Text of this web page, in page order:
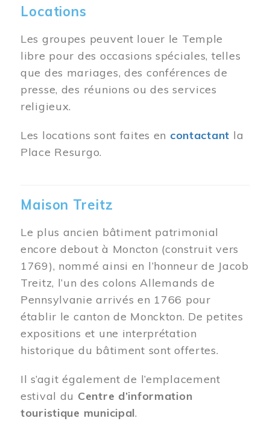
Locations
Les groupes peuvent louer le Temple
libre pour des occasions spéciales, telles
que des mariages, des conférences de
presse, des réunions ou des services
religieux.
Les locations sont faites en contactant la
Place Resurgo.
Maison Treitz
Le plus ancien bâtiment patrimonial
encore debout à Moncton (construit vers
1769), nommé ainsi en l’honneur de Jacob
Treitz, l’un des colons Allemands de
Pennsylvanie arrivés en 1766 pour
établir le canton de Monckton. De petites
expositions et une interprétation
historique du bâtiment sont offertes.
Il s’agit également de l’emplacement
estival du Centre d’information
touristique municipal.